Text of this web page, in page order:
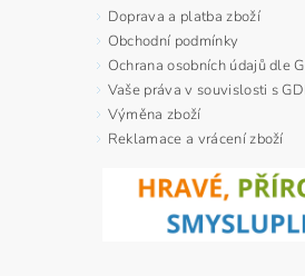
Doprava a platba zboží
Obchodní podmínky
Ochrana osobních údajů dle
Vaše práva v souvislosti s
Výměna zboží
Reklamace a vrácení zboží